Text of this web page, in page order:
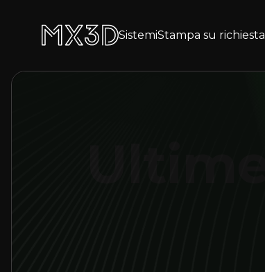
SistemiStampa su richiesta